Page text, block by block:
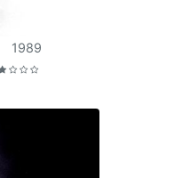
1989